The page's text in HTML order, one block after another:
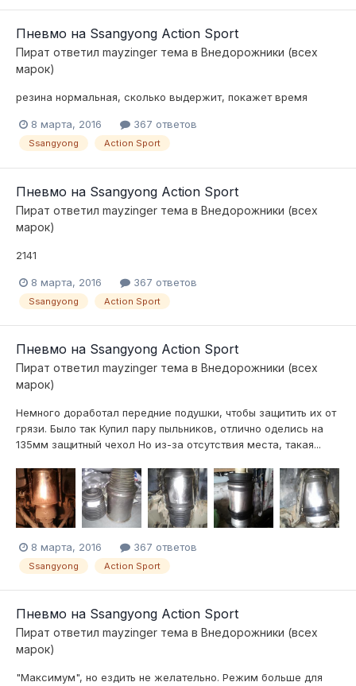
Пневмо на Ssangyong Action Sport
Пират ответил mayzinger тема в Внедорожники (всех
марок)
резина нормальная, сколько выдержит, покажет время
8 марта, 2016 367 ответов
Ssangyong Action Sport
Пневмо на Ssangyong Action Sport
Пират ответил mayzinger тема в Внедорожники (всех
марок)
2141
8 марта, 2016 367 ответов
Ssangyong Action Sport
Пневмо на Ssangyong Action Sport
Пират ответил mayzinger тема в Внедорожники (всех
марок)
Немного доработал передние подушки, чтобы защитить их от
грязи. Было так Купил пару пыльников, отлично оделись на
135мм защитный чехол Но из-за отсутствия места, такая...
8 марта, 2016 367 ответов
Ssangyong Action Sport
Пневмо на Ssangyong Action Sport
Пират ответил mayzinger тема в Внедорожники (всех
марок)
"Максимум", но ездить не желательно. Режим больше для